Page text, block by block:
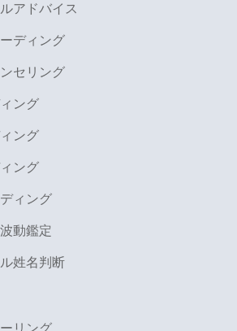
アドバイス
ディング
セリング
ング
ング
ング
ィング
動鑑定
姓名判断
リング